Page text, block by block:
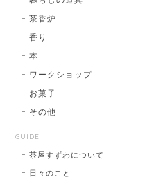
茶香炉
香り
本
ワークショップ
お菓子
その他
GUIDE
茶屋すずわについて
日々のこと